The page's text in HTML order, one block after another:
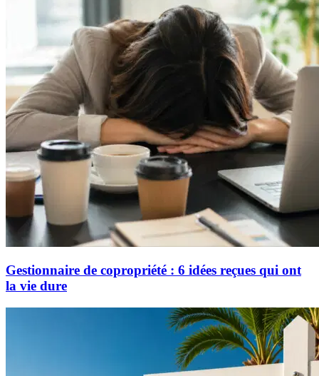
Gestionnaire de copropriété : 6 idées reçues qui ont
la vie dure